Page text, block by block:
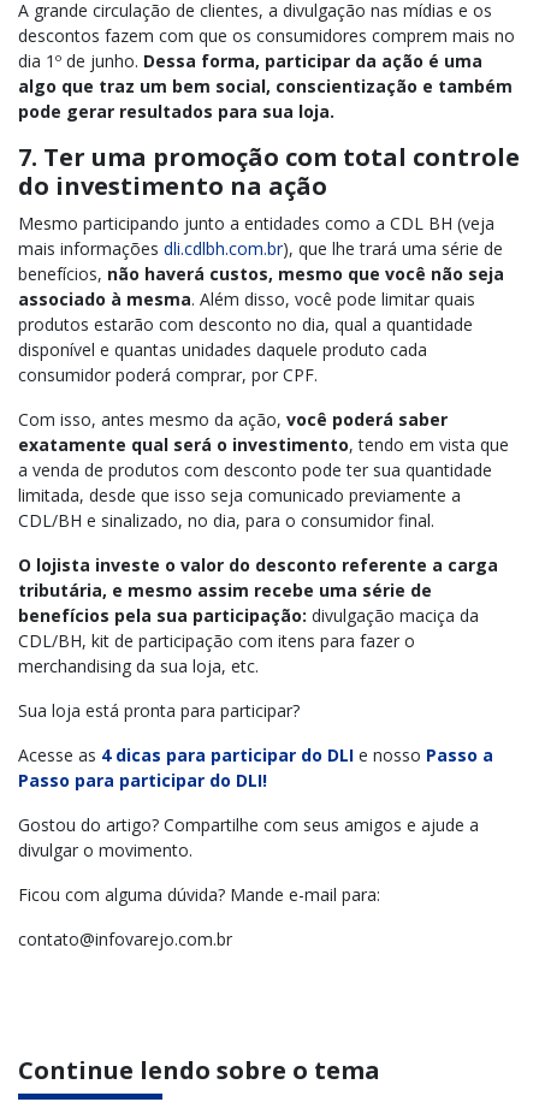
A grande circulação de clientes, a divulgação nas mídias e os
descontos fazem com que os consumidores comprem mais no
dia 1º de junho. Dessa forma, participar da ação é uma
algo que traz um bem social, conscientização e também
pode gerar resultados para sua loja.
7. Ter uma promoção com total controle
do investimento na ação
Mesmo participando junto a entidades como a CDL BH (veja
mais informações dli.cdlbh.com.br), que lhe trará uma série de
benefícios, não haverá custos, mesmo que você não seja
associado à mesma. Além disso, você pode limitar quais
produtos estarão com desconto no dia, qual a quantidade
disponível e quantas unidades daquele produto cada
consumidor poderá comprar, por CPF.
Com isso, antes mesmo da ação, você poderá saber
exatamente qual será o investimento, tendo em vista que
a venda de produtos com desconto pode ter sua quantidade
limitada, desde que isso seja comunicado previamente a
CDL/BH e sinalizado, no dia, para o consumidor final.
O lojista investe o valor do desconto referente a carga
tributária, e mesmo assim recebe uma série de
benefícios pela sua participação: divulgação maciça da
CDL/BH, kit de participação com itens para fazer o
merchandising da sua loja, etc.
Sua loja está pronta para participar?
Acesse as 4 dicas para participar do DLI e nosso Passo a
Passo para participar do DLI!
Gostou do artigo? Compartilhe com seus amigos e ajude a
divulgar o movimento.
Ficou com alguma dúvida? Mande e-mail para:
contato@infovarejo.com.br
Continue lendo sobre o tema